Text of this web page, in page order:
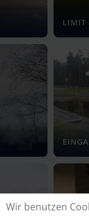
LIMIT
Wir benutzen